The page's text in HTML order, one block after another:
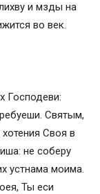
и мзды на
во век.
Господеви:
Святым,
Своя в
не соберу
устнама моима.
Ты еси